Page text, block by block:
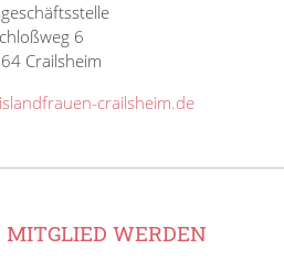
6
Crailsheim
crailsheim.de
WERDEN